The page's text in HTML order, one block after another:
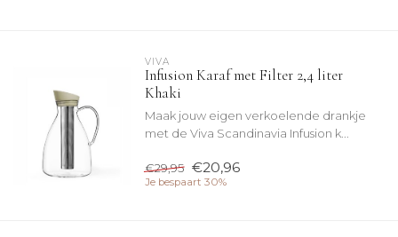
VIVA
Infusion Karaf met Filter 2,4 liter
Khaki
Maak jouw eigen verkoelende drankje
met de Viva Scandinavia Infusion k...
€29,95 €20,96
Je bespaart 30%